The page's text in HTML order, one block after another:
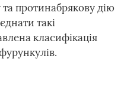
протинабрякову дію
такі
класифікація